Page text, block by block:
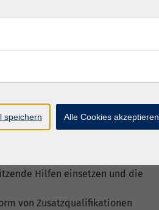
schaffen, Rückmeldungen
Arbeits- und
entwickeln und gestalten
und situationsspezifisch
der Ausbildung und
Hilfen einsetzen und die
von Zusatzqualifikationen
speichern Alle Cookies